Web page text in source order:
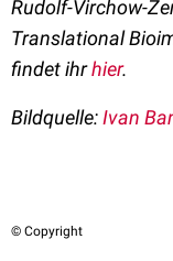
Rudolf-Virchow-
Translational
findet ihrhier.
Bildquelle:Ivan
© Copyright